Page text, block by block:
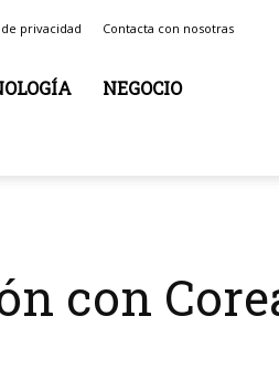
privacidad Contacta con nosotras
NEGOCIO
con